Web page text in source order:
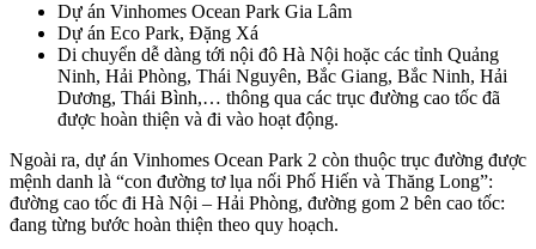
Dự án Vinhomes Ocean Park Gia Lâm
Dự án Eco Park, Đặng Xá
Di chuyển dễ dàng tới nội đô Hà Nội hoặc các tỉnh Quảng
Ninh, Hải Phòng, Thái Nguyên, Bắc Giang, Bắc Ninh, Hải
Dương, Thái Bình,… thông qua các trục đường cao tốc đã
được hoàn thiện và đi vào hoạt động.
Ngoài ra, dự án Vinhomes Ocean Park 2 còn thuộc trục đường được
mệnh danh là “con đường tơ lụa nối Phố Hiến và Thăng Long”:
đường cao tốc đi Hà Nội – Hải Phòng, đường gom 2 bên cao tốc:
đang từng bước hoàn thiện theo quy hoạch.